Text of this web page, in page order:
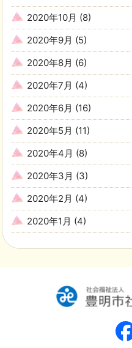
2020年10月 (8)
2020年9月 (5)
2020年8月 (6)
2020年7月 (4)
2020年6月 (16)
2020年5月 (11)
2020年4月 (8)
2020年3月 (3)
2020年2月 (4)
2020年1月 (4)